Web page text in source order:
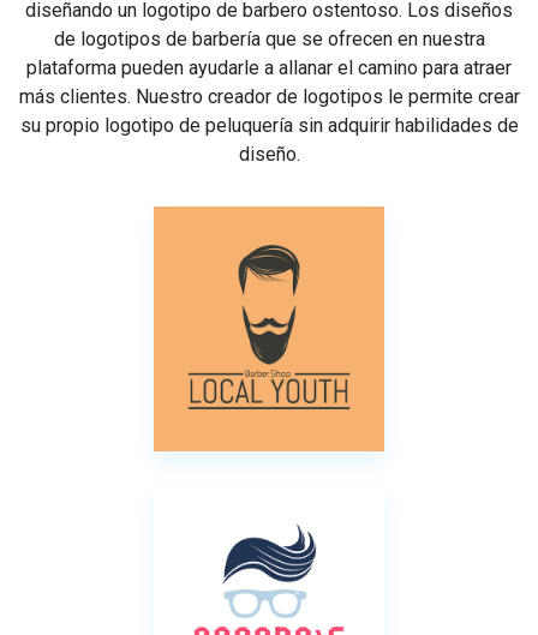
diseñando un logotipo de barbero ostentoso. Los diseños
de logotipos de barbería que se ofrecen en nuestra
plataforma pueden ayudarle a allanar el camino para atraer
más clientes. Nuestro creador de logotipos le permite crear
su propio logotipo de peluquería sin adquirir habilidades de
diseño.